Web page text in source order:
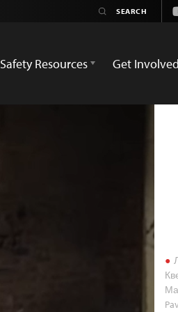
Safety Resources Get Involved